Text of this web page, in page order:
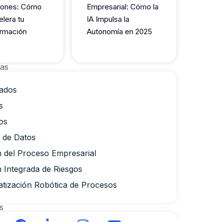
Cómo
tu
Empresarial: Cómo la
IA Impulsa la
Autonomía en 2025
de Datos
del Proceso Empresarial
Integrada de Riesgos
Robótica de Procesos
F
L
I
Y